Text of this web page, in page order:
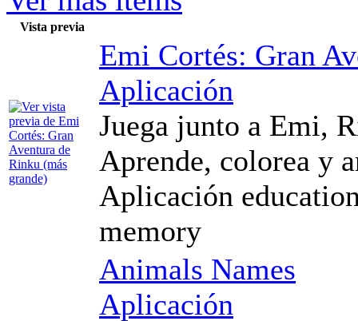
Vista previa
Emi Cortés: Gran
Aplicación
Juega junto a Emi,
Aprende, colorea y
Aplicación
memory
Animals Names
Aplicación